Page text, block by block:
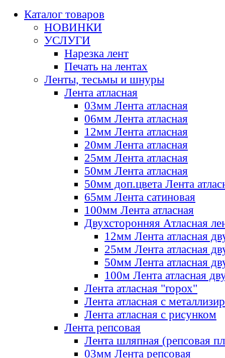
Каталог товаров
НОВИНКИ
УСЛУГИ
Нарезка лент
Печать на лентах
Ленты, тесьмы и шнуры
Лента атласная
03мм Лента атласная
06мм Лента атласная
12мм Лента атласная
20мм Лента атласная
25мм Лента атласная
50мм Лента атласная
50мм доп.цвета Лента
65мм Лента сатиновая
100мм Лента атласная
Двухсторонняя Атласная
12мм Лента атласная
25мм Лента атласная
50мм Лента атласная
100м Лента атласная
Лента атласная "горох"
Лента атласная с
Лента атласная с рисунком
Лента репсовая
Лента шляпная (репсовая
03мм Лента репсовая